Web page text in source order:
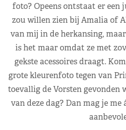
foto? Opeens ontstaat er een
zou willen zien bij Amalia of
van mij in de herkansing,
is het maar omdat ze met
gekste acessoires draagt.
grote kleurenfoto tegen van
toevallig de Vorsten gevonden
van deze dag? Dan mag je